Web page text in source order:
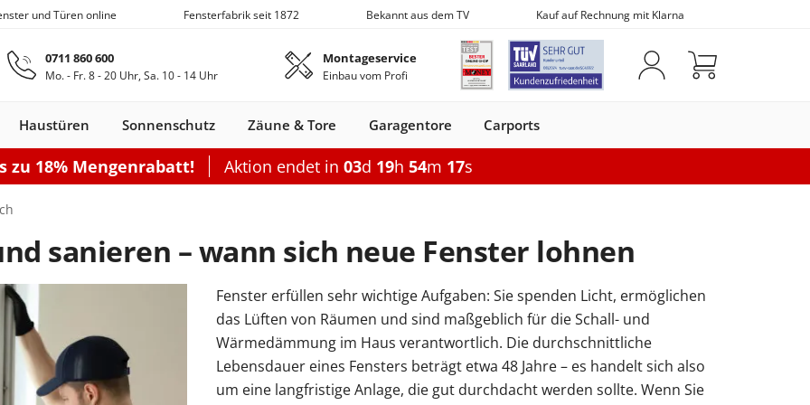
Zum Hauptinhalt springen
und Türen online Fensterfabrik seit 1872 Bekannt aus dem TV Kauf auf Rechnung mit Klarna
0711 860 600
Mo. - Fr. 8 - 20 Uhr, Sa. 10 - 14 Uhr
Montageservice
Einbau vom Profi
Holz-Alu
Fenster
Dachfenster
Dachfenster
Schiebefenster
Schiebefenster
Konfigurieren
Fensterbank außen
Fenstergitter
Flachdachfenster
Flachdachfenster elektrisch
Holz
Balkontüren
Aluminium
Zubehör
Abdeckleisten
Faltschiebe­türen Hebeschiebe­türen
Optionen
Terrassen-Schiebetür
Haustüren
Holz
Nebeneingangstüren
Nebeneingangstür
Nebeneingangstür
Holz
Nebeneingangstür
Kunststoff
Nebeneingangstür konfigurieren
Vordächer mit Seitenteil
Paketbox
Briefkasten
Zubehör
Sonnenschutz
Konfigurieren
Markisen
Konfigurieren Konfigurieren
Optionen
Pergola Aluminium
Markise elektrisch
Markise 295 × 250 cm
Seitenmarkise
Zäune & Tore
Zäune
Konfigurieren
Doppelstabmattenzaun
Konfigurieren
8-6-8
Doppelstabmatten
6-5-6
Doppelstabmatten
Garagentore
Rolltor konfigurieren
Optionen
Garagentor mit Tür
Sektionaltor Oberflächenstruktur
Carports
Carports mit Abstellraum
Optionen
Doppelcarport
Carport Dacheindeckung
Carport Beleuchtung
zu 18% Mengenrabatt! Aktion endet in 03d 19h 54m 16s
sanieren – wann sich neue Fenster lohnen
Fenster erfüllen sehr wichtige Aufgaben: Sie spenden Licht, ermöglichen
das Lüften von Räumen und sind maßgeblich für die Schall- und
Wärmedämmung im Haus verantwortlich. Die durchschnittliche
Lebensdauer eines Fensters beträgt etwa 48 Jahre – es handelt sich also
um eine langfristige Anlage, die gut durchdacht werden sollte. Wenn Sie